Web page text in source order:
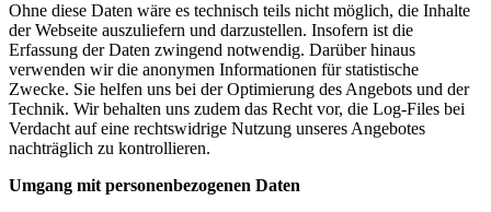
Ohne diese Daten wäre es technisch teils nicht möglich, die Inhalte
der Webseite auszuliefern und darzustellen. Insofern ist die
Erfassung der Daten zwingend notwendig. Darüber hinaus
verwenden wir die anonymen Informationen für statistische
Zwecke. Sie helfen uns bei der Optimierung des Angebots und der
Technik. Wir behalten uns zudem das Recht vor, die Log-Files bei
Verdacht auf eine rechtswidrige Nutzung unseres Angebotes
nachträglich zu kontrollieren.
Umgang mit personenbezogenen Daten